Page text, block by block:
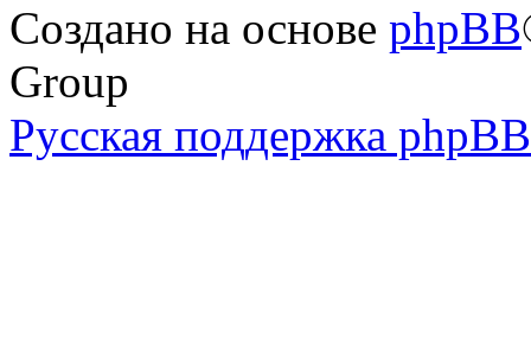
Создано на основе phpBB
Group
Русская поддержка phpBB